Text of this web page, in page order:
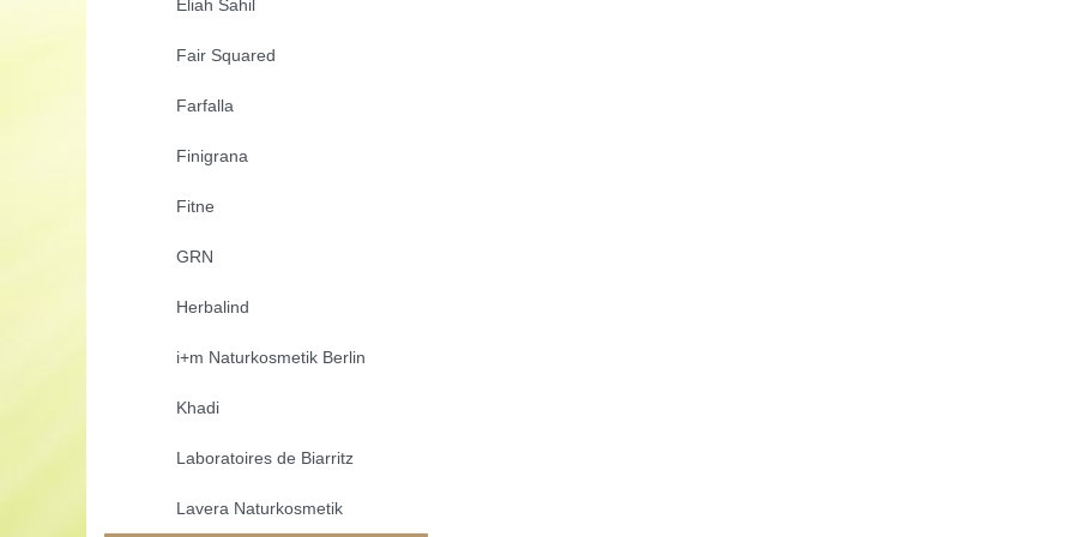
Eliah Sahil
Fair Squared
Farfalla
Finigrana
Fitne
GRN
Herbalind
i+m Naturkosmetik Berlin
Khadi
Laboratoires de Biarritz
Lavera Naturkosmetik